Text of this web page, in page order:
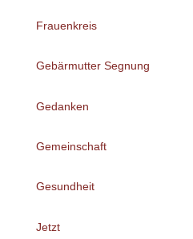
Frauenkreis
Gebärmutter Segnung
Gedanken
Gemeinschaft
Gesundheit
Jetzt